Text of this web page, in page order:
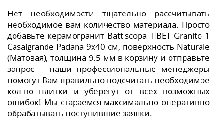
Нет необходимости тщательно рассчитывать
необходимое вам количество материала. Просто
добавьте керамогранит Battiscopa TIBET Granito 1
Casalgrande Padana 9x40 см, поверхность Naturale
(Матовая), толщина 9.5 мм в корзину и отправьте
запрос – наши профессиональные менеджеры
помогут Вам правильно подсчитать необходимое
кол-во плитки и уберегут от всех возможных
ошибок! Мы стараемся максимально оперативно
обрабатывать поступившие заявки.